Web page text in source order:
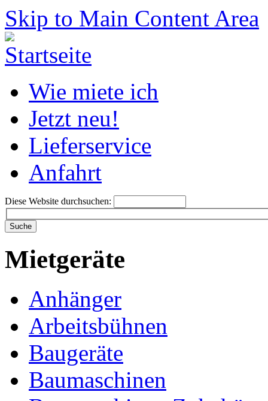
Skip to Main Content Area
Wie miete ich
Jetzt neu!
Lieferservice
Anfahrt
Diese Website durchsuchen:
Mietgeräte
Anhänger
Arbeitsbühnen
Baugeräte
Baumaschinen